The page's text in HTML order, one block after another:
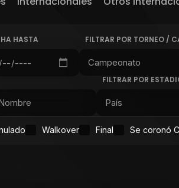
HASTA FILTRAR POR TORNEO /
FILTRAR POR
Walkover Final Se coronó